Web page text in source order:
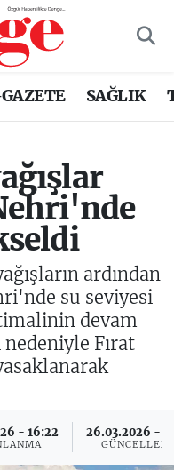
SAĞLIK
ardından
su seviyesi
devam
Fırat
- 16:22 26.03.2026 -
ve Fikstür